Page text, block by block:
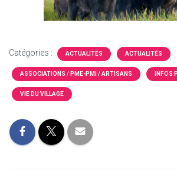
Catégories : ACTUALITÉS ACTUALITÉS
ASSOCIATIONS / PME-PMI / ARTISANS INFOS
VIE DU VILLAGE